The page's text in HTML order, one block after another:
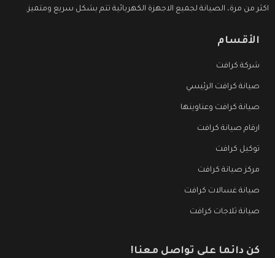
اكثر من مرة، الصيانة لجميع الاجهزة الكهربائية تتم بشكل سريع ومتميز.
الأقسام
شركة كرافت
صيانة كرافت الرئيسي
صيانة كرافت وعناوينها
ارقام صيانة كرافت
توكيل كرافت
مركز صيانة كرافت
صيانة غسالات كرافت
صيانة ثلاجات كرافت
كن دائما على تواصل معنا!